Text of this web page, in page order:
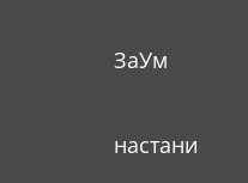
ЗаУм
настани